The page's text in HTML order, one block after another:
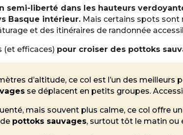
semi-liberté dans les hauteurs
Basque intérieur. Mais certains spots sont
et des itinéraires de randonnée
(et efficaces) pour croiser des pottoks
d’altitude, ce col est l’un des
se déplacent en petits groupes.
mais souvent plus calme, ce col offre
pottoks sauvages, surtout tôt le matin ou